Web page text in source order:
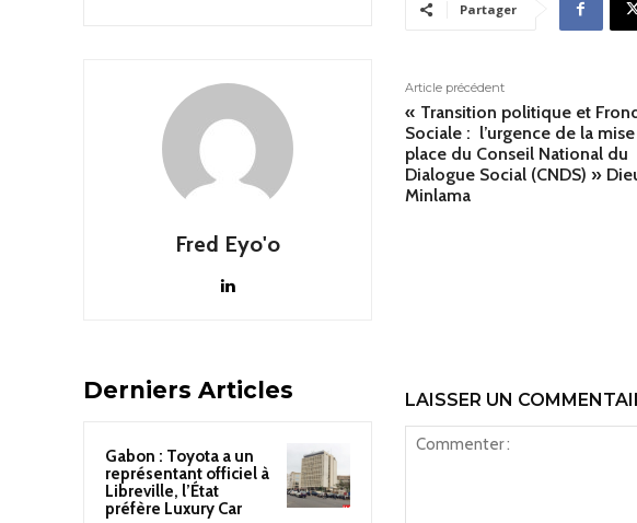
Fred Eyo'o
Partager
Article précédent
« Transition politique et
Sociale : l’urgence de la
place du Conseil National du
Dialogue Social (CNDS) »
Minlama
Derniers Articles
Gabon : Toyota a un
représentant officiel à
Libreville, l’État
préfère Luxury Car
LAISSER UN